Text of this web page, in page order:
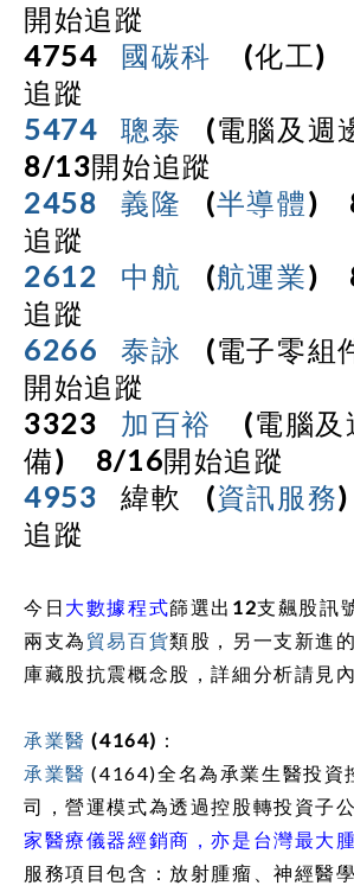
開始追蹤
4754
國碳科 (化工)
追蹤
5474
聰泰 (電腦及週
8/13開始追蹤
2458
義隆 (半導體)
追蹤
2612
中航 (航運業)
追蹤
6266
泰詠 (電子零組
開始追蹤
3323
加百裕 (電腦及
備) 8/16開始追蹤
4953
緯軟 (資訊服務)
追蹤
今日 大數據程式篩選出 12支飆股訊
兩支為 貿易百貨類股，另一支新進
庫藏股抗震概念股，詳細分析請見內
承業醫 (4164) ：
承業醫 (4164)全名為承業生醫投資
司，營運模式為透過控股轉投資子公
家醫療儀器經銷商，亦是台灣最大
服務項目包含：放射腫瘤、神經醫